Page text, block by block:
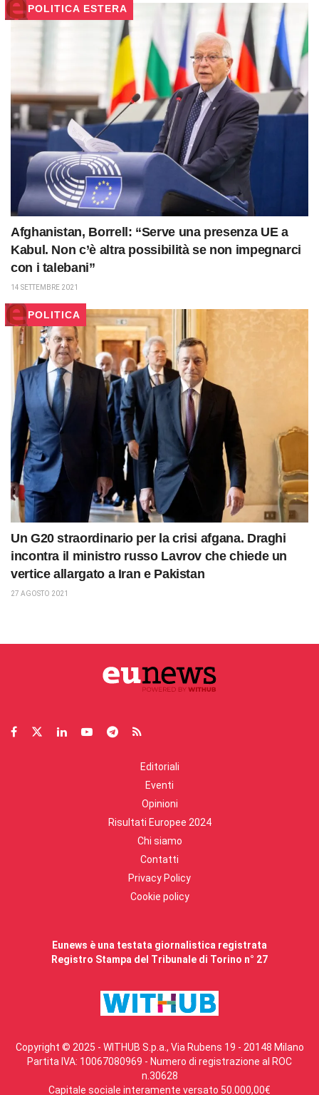
POLITICA ESTERA
Afghanistan, Borrell: “Serve una presenza UE a
Kabul. Non c’è altra possibilità se non impegnarci
con i talebani”
14 SETTEMBRE 2021
POLITICA
Un G20 straordinario per la crisi afgana. Draghi
incontra il ministro russo Lavrov che chiede un
vertice allargato a Iran e Pakistan
27 AGOSTO 2021
Editoriali
Eventi
Opinioni
Risultati Europee 2024
Chi siamo
Contatti
Privacy Policy
Cookie policy
Eunews è una testata giornalistica registrata
Registro Stampa del Tribunale di Torino n° 27
Copyright © 2025 - WITHUB S.p.a., Via Rubens 19 - 20148 Milano
Partita IVA: 10067080969 - Numero di registrazione al ROC
n.30628
Capitale sociale interamente versato 50.000,00€